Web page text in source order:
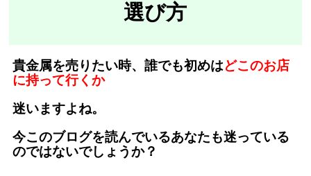
選び方
貴金属を売りたい時、誰でも初めはどこのお店
に持って行くか
迷いますよね。
今このブログを読んでいるあなたも迷っている
のではないでしょうか？